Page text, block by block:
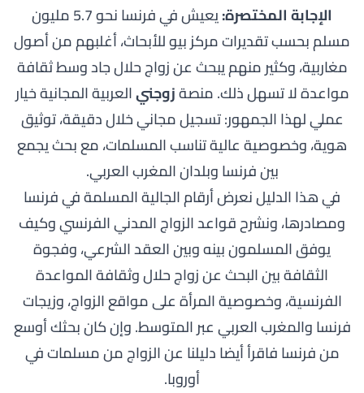
الإجابة المختصرة:
يعيش في فرنسا نحو 5.7 مليون
مسلم بحسب تقديرات مركز بيو للأبحاث، أغلبهم من أصول
مغاربية، وكثير منهم يبحث عن زواج حلال جاد وسط ثقافة
مواعدة لا تسهل ذلك. منصةزوجنيالعربية المجانية خيار
عملي لهذا الجمهور: تسجيل مجاني خلال دقيقة، توثيق
هوية، وخصوصية عالية تناسب المسلمات، مع بحث يجمع
بين فرنسا وبلدان المغرب العربي.
في هذا الدليل نعرض أرقام الجالية المسلمة في فرنسا
ومصادرها، ونشرح قواعد الزواج المدني الفرنسي وكيف
يوفق المسلمون بينه وبين العقد الشرعي، وفجوة
الثقافة بين البحث عن زواج حلال وثقافة المواعدة
الفرنسية، وخصوصية المرأة على مواقع الزواج، وزيجات
فرنسا والمغرب العربي عبر المتوسط. وإن كان بحثك أوسع
من فرنسا فاقرأ أيضا دليلنا عنالزواج من مسلمات في
أوروبا.